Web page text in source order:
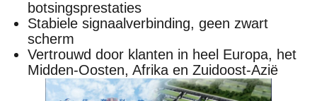
botsingsprestaties
Stabiele signaalverbinding, geen zwart
scherm
Vertrouwd door klanten in heel Europa, het
Midden-Oosten, Afrika en Zuidoost-Azië